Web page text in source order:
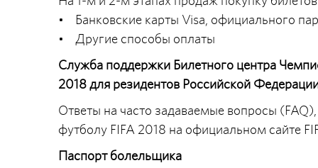
• Банковские карты Visa, официального
• Другие способы оплаты
Служба поддержки Билетного центра
2018 для резидентов Российской
Ответы на часто задаваемые вопросы
футболу FIFA 2018 на официальном сайте
Паспорт болельщика